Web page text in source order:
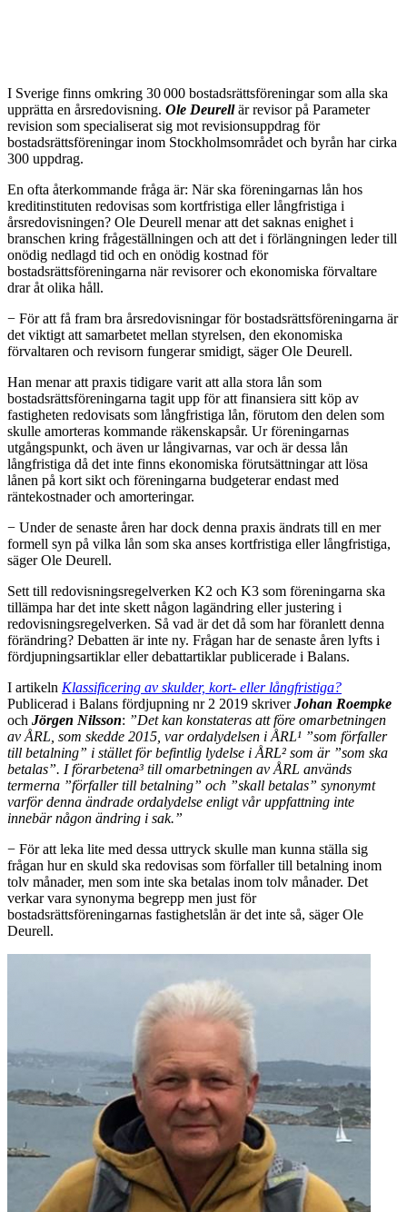
I Sverige finns omkring 30 000 bostadsrättsföreningar som alla ska
upprätta en årsredovisning. Ole Deurellär revisor på Parameter
revision som specialiserat sig mot revisionsuppdrag för
bostadsrättsföreningar inom Stockholmsområdet och byrån har cirka
300 uppdrag.
En ofta återkommande fråga är: När ska föreningarnas lån hos
kreditinstituten redovisas som kortfristiga eller långfristiga i
årsredovisningen? Ole Deurell menar att det saknas enighet i
branschen kring frågeställningen och att det i förlängningen leder till
onödig nedlagd tid och en onödig kostnad för
bostadsrättsföreningarna när revisorer och ekonomiska förvaltare
drar åt olika håll.
− För att få fram bra årsredovisningar för bostadsrättsföreningarna är
det viktigt att samarbetet mellan styrelsen, den ekonomiska
förvaltaren och revisorn fungerar smidigt, säger Ole Deurell.
Han menar att praxis tidigare varit att alla stora lån som
bostadsrättsföreningarna tagit upp för att finansiera sitt köp av
fastigheten redovisats som långfristiga lån, förutom den delen som
skulle amorteras kommande räkenskapsår. Ur föreningarnas
utgångspunkt, och även ur långivarnas, var och är dessa lån
långfristiga då det inte finns ekonomiska förutsättningar att lösa
lånen på kort sikt och föreningarna budgeterar endast med
räntekostnader och amorteringar.
− Under de senaste åren har dock denna praxis ändrats till en mer
formell syn på vilka lån som ska anses kortfristiga eller långfristiga,
säger Ole Deurell.
Sett till redovisningsregelverken K2 och K3 som föreningarna ska
tillämpa har det inte skett någon lagändring eller justering i
redovisningsregelverken. Så vad är det då som har föranlett denna
förändring? Debatten är inte ny. Frågan har de senaste åren lyfts i
fördjupningsartiklar eller debattartiklar publicerade i Balans.
I artikeln Klassificering av skulder, kort- eller långfristiga?
Publicerad i Balans fördjupning nr 2 2019 skriverJohan Roempke
och Jörgen Nilsson: ”Det kan konstateras att före omarbetningen
av ÅRL, som skedde 2015, var ordalydelsen i ÅRL¹ ”som förfaller
till betalning” i stället för befintlig lydelse i ÅRL² som är ”som ska
betalas”. I förarbetena³ till omarbetningen av ÅRL används
termerna ”förfaller till betalning” och ”skall betalas” synonymt
varför denna ändrade ordalydelse enligt vår uppfattning inte
innebär någon ändring i sak.”
− För att leka lite med dessa uttryck skulle man kunna ställa sig
frågan hur en skuld ska redovisas som förfaller till betalning inom
tolv månader, men som inte ska betalas inom tolv månader. Det
verkar vara synonyma begrepp men just för
bostadsrättsföreningarnas fastighetslån är det inte så, säger Ole
Deurell.